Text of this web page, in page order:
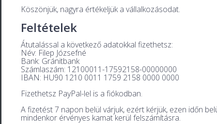
Köszönjük, nagyra értékeljük a vállalkozásodat.
Feltételek
Átutalással a következő adatokkal fizethetsz:
Név: Filep Józsefné
Bank: Gránitbank
Számlaszám: 12100011-17592158-00000000
IBAN: HU90 1210 0011 1759 2158 0000 0000
Fizethetsz PayPal-lel is a fiókodban.
A fizetést 7 napon belül várjuk, ezért kérjük, ezen időn
mindenkor érvényes kamat kerül felszámításra.